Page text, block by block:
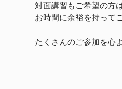
対面講習もご希望の方
お時間に余裕を持って
たくさんのご参加を心